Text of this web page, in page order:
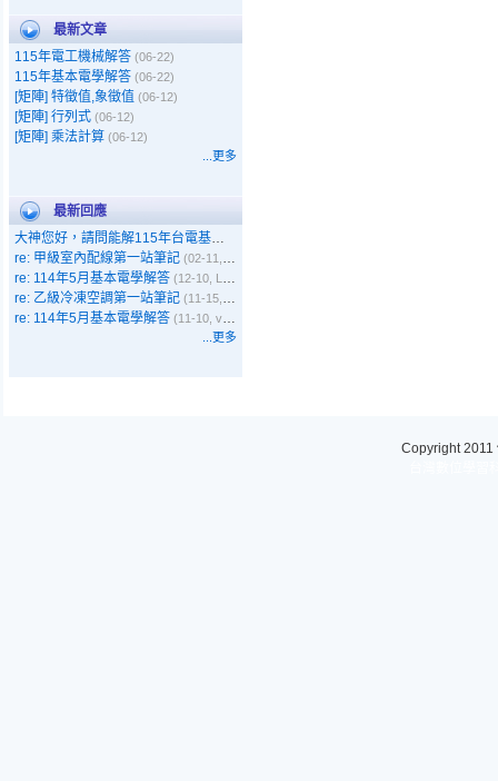
最新文章
115年電工機械解答 (06-22)
115年基本電學解答 (06-22)
[矩陣] 特徵值,象徵值 (06-12)
[矩陣] 行列式 (06-12)
[矩陣] 乘法計算 (06-12)
...更多
最新回應
大神您好，請問能解115年台電基本電學嗎
re: 甲級室內配線第一站筆記 (02-11, 呵呵)
re: 114年5月基本電學解答 (12-10, Leo)
re: 乙級冷凍空調第一站筆記 (11-15, Emma)
re: 114年5月基本電學解答 (11-10, vbyer)
...更多
Copyright 2011